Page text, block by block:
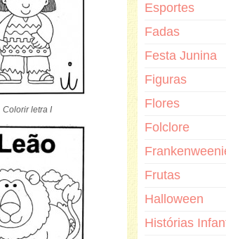
Colorir letra I
Esportes
Fadas
Festa Junina
Figuras
Flores
Folclore
Frutas
Halloween
Histórias